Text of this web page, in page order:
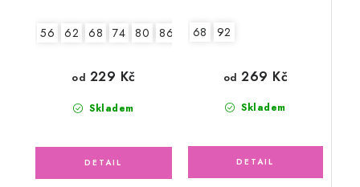
56 62 68 74 80 86 92
Skladem
od 229 Kč
68 92
Skladem
od 269 Kč